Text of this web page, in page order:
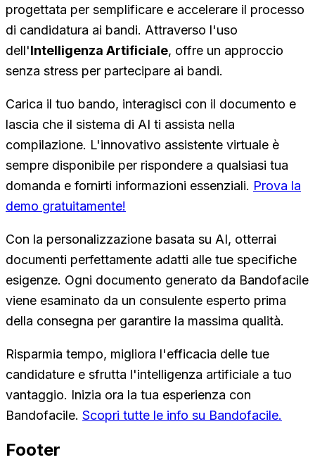
progettata per semplificare e accelerare il processo
di candidatura ai bandi. Attraverso l'uso
dell'Intelligenza Artificiale, offre un approccio
senza stress per partecipare ai bandi.
Carica il tuo bando, interagisci con il documento e
lascia che il sistema di AI ti assista nella
compilazione. L'innovativo assistente virtuale è
sempre disponibile per rispondere a qualsiasi tua
domanda e fornirti informazioni essenziali. Prova la
demo gratuitamente!
Con la personalizzazione basata su AI, otterrai
documenti perfettamente adatti alle tue specifiche
esigenze. Ogni documento generato da Bandofacile
viene esaminato da un consulente esperto prima
della consegna per garantire la massima qualità.
Risparmia tempo, migliora l'efficacia delle tue
candidature e sfrutta l'intelligenza artificiale a tuo
vantaggio. Inizia ora la tua esperienza con
Bandofacile. Scopri tutte le info su Bandofacile.
Footer